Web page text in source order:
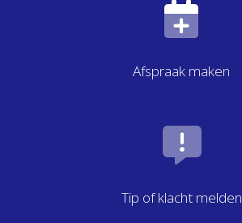
Afspraak maken
Tip of klacht melden